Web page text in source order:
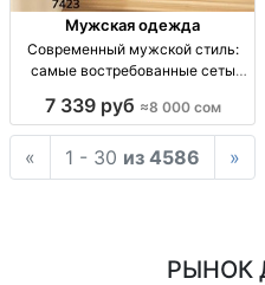
Мужская одежда
Современный мужской стиль:
самые востребованные сеты
Матовая текстура, Haki и
Lacivert. Доставка по Бишкеку,
России и Казахстану.
7 339 руб ≈8 000 сом
« 1 - 30 из 4586 »
РЫНОК